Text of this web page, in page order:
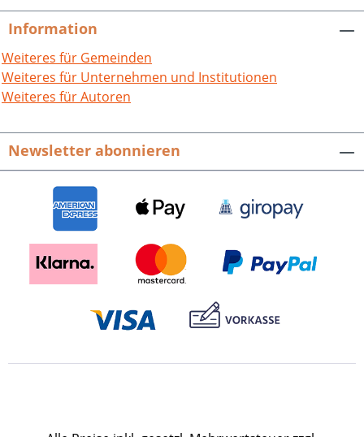
Pfalz. Veröffentlichungen der
Kommission des Landtages für die
Geschichte des Landes Rheinland-Pfalz,
Bd. 30. 400 Seiten, fester Einband. ISBN
Information
Weiteres für Gemeinden
Weiteres für Unternehmen und Institutionen
Weiteres für Autoren
Newsletter abonnieren